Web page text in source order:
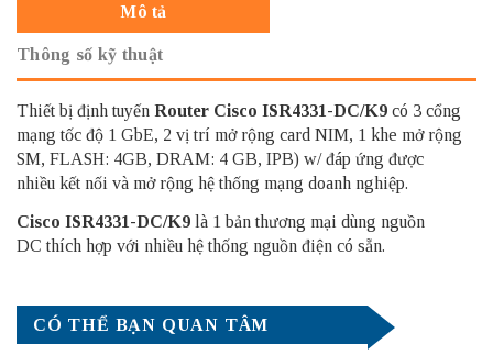
Mô tả
Thông số kỹ thuật
Thiết bị định tuyến Router Cisco ISR4331-DC/K9 có 3 cổng
mạng tốc độ 1 GbE, 2 vị trí mở rộng card NIM, 1 khe mở rộng
SM, FLASH: 4GB, DRAM: 4 GB, IPB) w/ đáp ứng được
nhiều kết nối và mở rộng hệ thống mạng doanh nghiệp.
Cisco ISR4331-DC/K9 là 1 bản thương mại dùng nguồn
DC thích hợp với nhiều hệ thống nguồn điện có sẵn.
CÓ THỂ BẠN QUAN TÂM